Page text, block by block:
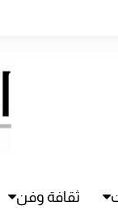
ثقافة وفن